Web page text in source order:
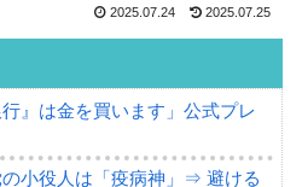
2025.07.24 2025.07.25
行』は金を買います」公式プレ
小役人は「疫病神」⇒ 避ける